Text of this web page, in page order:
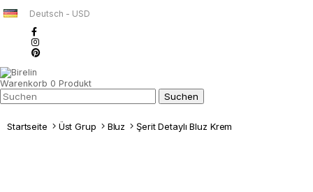
Deutsch - USD
Warenkorb 0 Produkt
Startseite Üst Grup Bluz Şerit Detaylı Bluz Krem